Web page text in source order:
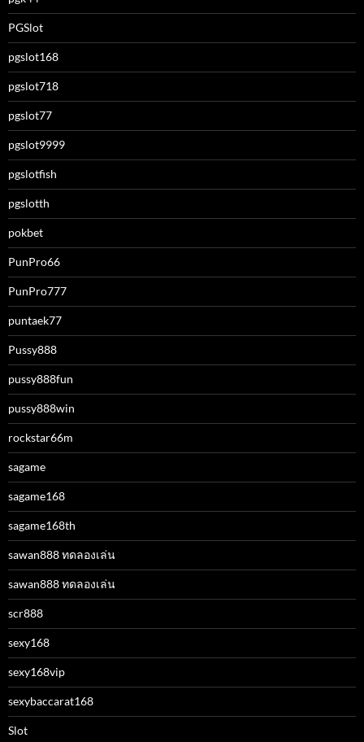
PGSlot
pgslot168
pgslot718
pgslot77
pgslot9999
pgslotfish
pgslotth
pokbet
PunPro66
PunPro777
puntaek77
Pussy888
pussy888fun
pussy888win
rockstar66m
sagame
sagame168
sagame168th
sawan888 ทดลองเล่น
sawan888 ทดลองเล่น
scr888
sexy168
sexy168vip
sexybaccarat168
Slot